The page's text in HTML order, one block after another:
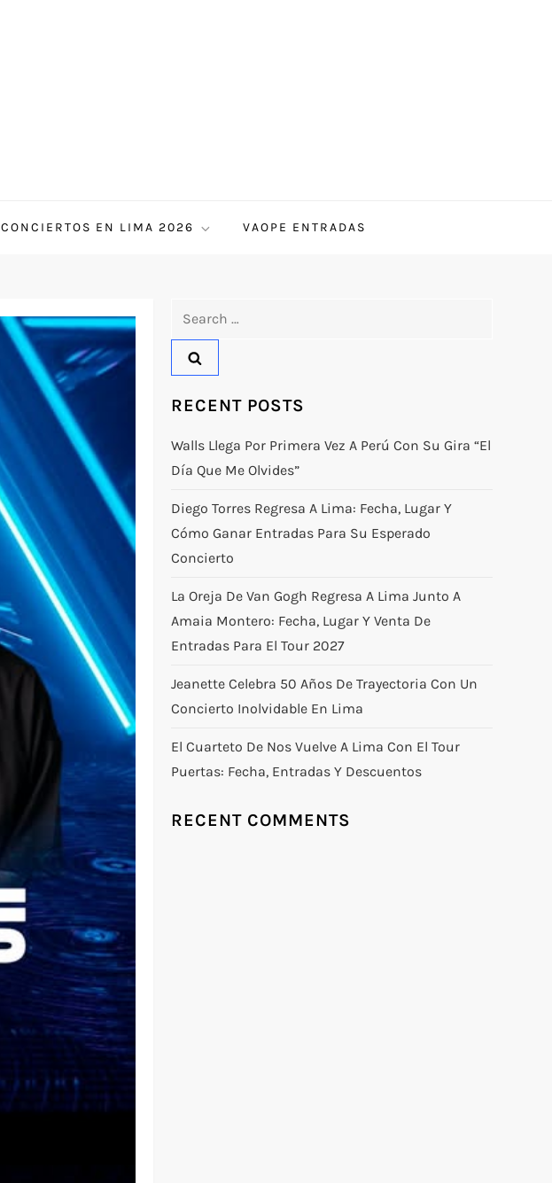
CONCIERTOS EN LIMA 2026 VAOPE ENTRADAS
RECENT POSTS
Walls Llega Por Primera Vez A Perú Con Su Gira “El
Día Que Me Olvides”
Diego Torres Regresa A Lima: Fecha, Lugar Y
Cómo Ganar Entradas Para Su Esperado
Concierto
La Oreja De Van Gogh Regresa A Lima Junto A
Amaia Montero: Fecha, Lugar Y Venta De
Entradas Para El Tour 2027
Jeanette Celebra 50 Años De Trayectoria Con Un
Concierto Inolvidable En Lima
El Cuarteto De Nos Vuelve A Lima Con El Tour
Puertas: Fecha, Entradas Y Descuentos
RECENT COMMENTS